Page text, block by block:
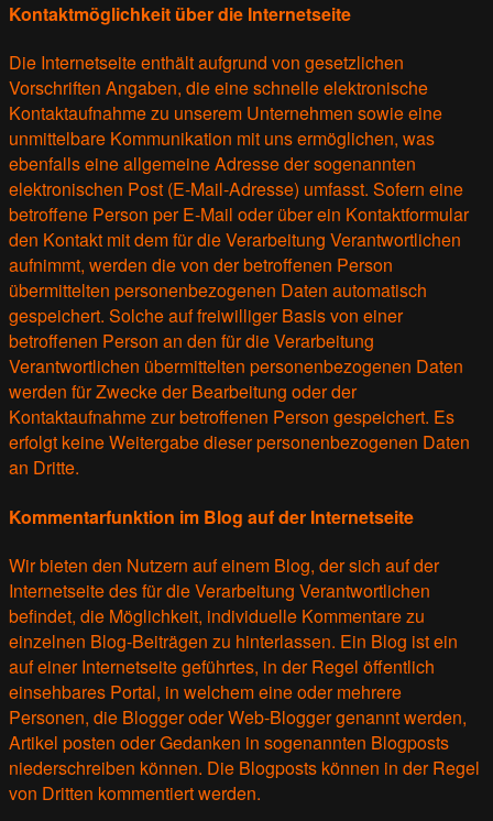
Kontaktmöglichkeit über die Internetseite
Die Internetseite enthält aufgrund von gesetzlichen
Vorschriften Angaben, die eine schnelle elektronische
Kontaktaufnahme zu unserem Unternehmen sowie eine
unmittelbare Kommunikation mit uns ermöglichen, was
ebenfalls eine allgemeine Adresse der sogenannten
elektronischen Post (E-Mail-Adresse) umfasst. Sofern eine
betroffene Person per E-Mail oder über ein Kontaktformular
den Kontakt mit dem für die Verarbeitung Verantwortlichen
aufnimmt, werden die von der betroffenen Person
übermittelten personenbezogenen Daten automatisch
gespeichert. Solche auf freiwilliger Basis von einer
betroffenen Person an den für die Verarbeitung
Verantwortlichen übermittelten personenbezogenen Daten
werden für Zwecke der Bearbeitung oder der
Kontaktaufnahme zur betroffenen Person gespeichert. Es
erfolgt keine Weitergabe dieser personenbezogenen Daten
an Dritte.
Kommentarfunktion im Blog auf der Internetseite
Wir bieten den Nutzern auf einem Blog, der sich auf der
Internetseite des für die Verarbeitung Verantwortlichen
befindet, die Möglichkeit, individuelle Kommentare zu
einzelnen Blog-Beiträgen zu hinterlassen. Ein Blog ist ein
auf einer Internetseite geführtes, in der Regel öffentlich
einsehbares Portal, in welchem eine oder mehrere
Personen, die Blogger oder Web-Blogger genannt werden,
Artikel posten oder Gedanken in sogenannten Blogposts
niederschreiben können. Die Blogposts können in der Regel
von Dritten kommentiert werden.